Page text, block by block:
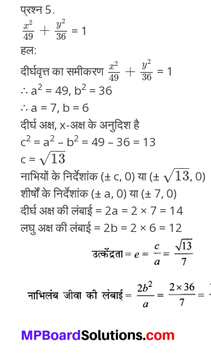
प्रश्न 5.
x2
49 + y2
36 = 1
हल:
दीर्घवृत्त का समीकरण x2
49 + y2
36 = 1
∴ a2 = 49, b2 = 36
∴ a = 7, b = 6
दीर्घ अक्ष, x-अक्ष के अनुदिश है
c2 = a2 – b2 = 49 – 36 = 13
c =
13
−−
√
नाभियों के निर्देशांक (± c, 0) या (± 13
−−
√
, 0)
शीर्षों के निर्देशांक (± a, 0) या (± 7, 0)
दीर्घ अक्ष की लंबाई = 2a = 2 × 7 = 14
लघु अक्ष की लंबाई = 2b = 2 × 6 = 12